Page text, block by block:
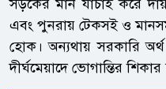
সড়কের মান যাচাই করে
এবং পুনরায় টেকসই ও
হোক। অন্যথায় সরকারি
দীর্ঘমেয়াদে ভোগান্তির